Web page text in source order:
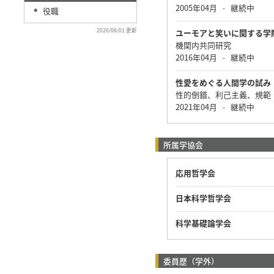
◆ 役職
2026/08/01 更新
2005年04月
- 継続中
ユーモアと笑いに関する学
機関内共同研究
2016年04月
- 継続中
性愛をめぐる人間学の試み
性的倒錯、利己主義、規範
2021年04月
- 継続中
所属学協会
応用哲学会
日本科学哲学会
科学基礎論学会
委員歴（学外）